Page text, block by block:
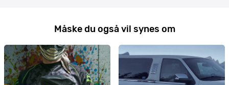
Måske du også vil synes om